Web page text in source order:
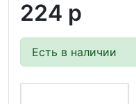
224 р
Есть в наличии